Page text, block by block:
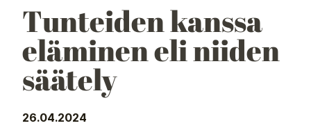
Tunteiden kanssa
eläminen eli niiden
säätely
26.04.2024